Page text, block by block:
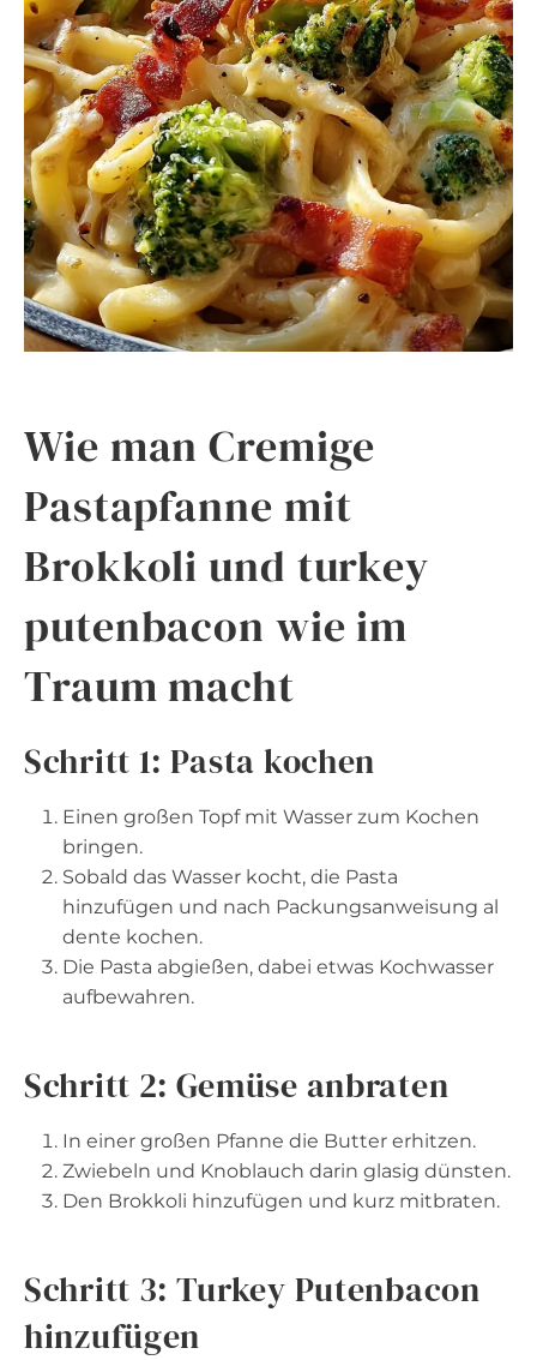
Wie man Cremige
Pastapfanne mit
Brokkoli und turkey
putenbacon wie im
Traum macht
Schritt 1: Pasta kochen
Einen großen Topf mit Wasser zum Kochen
bringen.
Sobald das Wasser kocht, die Pasta
hinzufügen und nach Packungsanweisung al
dente kochen.
Die Pasta abgießen, dabei etwas Kochwasser
aufbewahren.
Schritt 2: Gemüse anbraten
In einer großen Pfanne die Butter erhitzen.
Zwiebeln und Knoblauch darin glasig dünsten.
Den Brokkoli hinzufügen und kurz mitbraten.
Schritt 3: Turkey Putenbacon
hinzufügen